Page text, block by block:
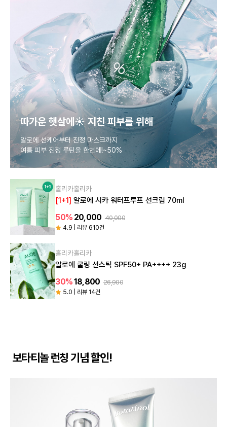
따가운 햇살에☀️ 지친 피부를 위해
알로에 선케어부터 진정 마스크까지
여름 피부 진정 루틴을 한번에!~50%
홀리카홀리카
[1+1]알로에 시카 워터프루프 선크림 70ml
50% 20,000 40,000
4.9 | 리뷰 610건
홀리카홀리카
알로에 쿨링 선스틱 SPF50+ PA++++ 23g
30%18,800 26,900
5.0 | 리뷰 14건
보타티놀 런칭 기념 할인!